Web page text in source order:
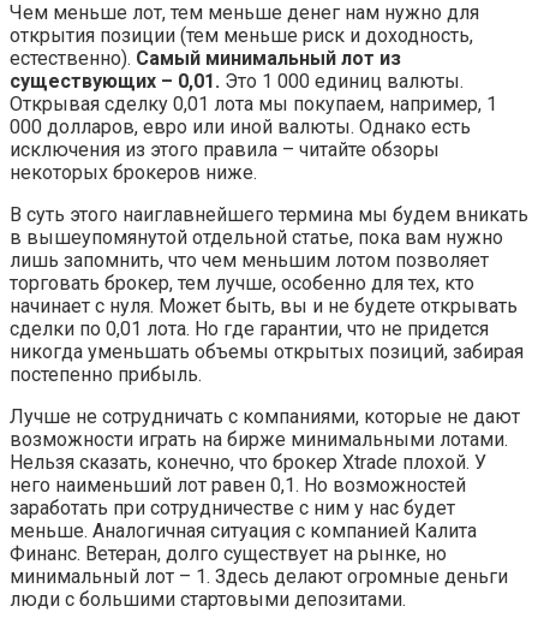
Чем меньше лот, тем меньше денег нам нужно для
открытия позиции (тем меньше риск и доходность,
естественно). Самый минимальный лот из
существующих – 0,01. Это 1 000 единиц валюты.
Открывая сделку 0,01 лота мы покупаем, например, 1
000 долларов, евро или иной валюты. Однако есть
исключения из этого правила – читайте обзоры
некоторых брокеров ниже.
В суть этого наиглавнейшего термина мы будем вникать
в вышеупомянутой отдельной статье, пока вам нужно
лишь запомнить, что чем меньшим лотом позволяет
торговать брокер, тем лучше, особенно для тех, кто
начинает с нуля. Может быть, вы и не будете открывать
сделки по 0,01 лота. Но где гарантии, что не придется
никогда уменьшать объемы открытых позиций, забирая
постепенно прибыль.
Лучше не сотрудничать с компаниями, которые не дают
возможности играть на бирже минимальными лотами.
Нельзя сказать, конечно, что брокер Xtrade плохой. У
него наименьший лот равен 0,1. Но возможностей
заработать при сотрудничестве с ним у нас будет
меньше. Аналогичная ситуация с компанией Калита
Финанс. Ветеран, долго существует на рынке, но
минимальный лот – 1. Здесь делают огромные деньги
люди с большими стартовыми депозитами.